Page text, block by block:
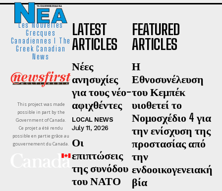
Les Nouvelles
Grecques
Canadiennes I The
Greek Canadian
News
This project was made
possible in part by the
Government of Canada.
Ce projet a été rendu
possible en partie grâce au
gouvernement du Canada.
LATEST
ARTICLES
Νέες
ανησυχίες
για τους νέο-
αφιχθέντες
LOCAL NEWS
July 11, 2026
Οι
επιπτώσεις
της συνόδου
του ΝΑΤΟ
FEATURED
ARTICLES
Η
Εθνοσυνέλευση
του Κεμπέκ
υιοθετεί το
Νομοσχέδιο 4 για
την ενίσχυση της
προστασίας από
την
ενδοοικογενειακή
βία